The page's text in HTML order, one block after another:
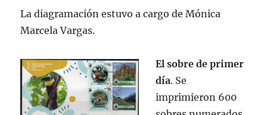
La diagramación estuvo a cargo de Mónica
Marcela Vargas.
El sobre de primer
día. Se
imprimieron 600